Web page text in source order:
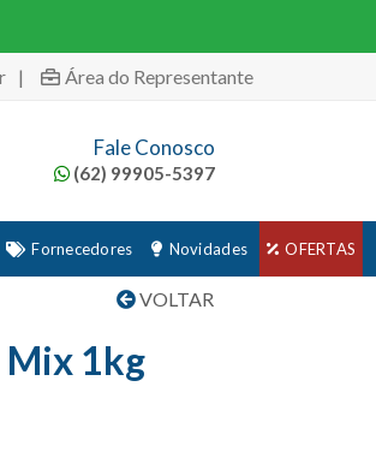
| Área do Representante
Fale Conosco
(62) 99905-5397
Fornecedores Novidades OFERTAS
VOLTAR
Mix 1kg